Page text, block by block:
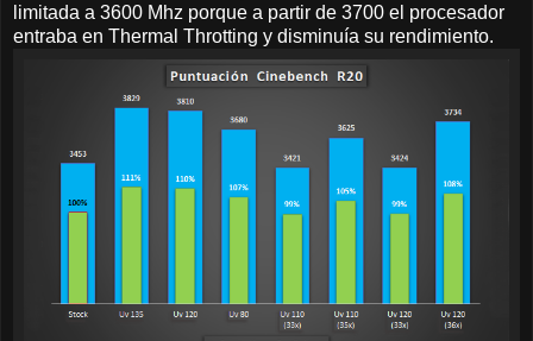
limitada a 3600 Mhz porque a partir de 3700 el procesador
entraba en Thermal Throtting y disminuía su rendimiento.